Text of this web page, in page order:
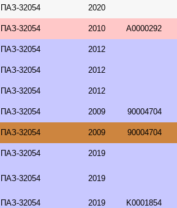
ПАЗ-32054 2020
ПАЗ-32054 2010 A0000292
ПАЗ-32054 2012
ПАЗ-32054 2012
ПАЗ-32054 2012
ПАЗ-32054 2009 90004704
ПАЗ-32054 2009 90004704
ПАЗ-32054 2019
ПАЗ-32054 2019
ПАЗ-32054 2019 K0001854